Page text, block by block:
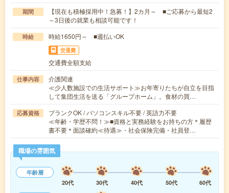
期間
【現在も積極採用中！急募！】2カ月～ ■ご応募から最短2
～3日後の就業も相談可能です！
時給 時給1650円～ ■週払いOK
交通費
交通費全額支給
仕事内容
介護関連
≪少人数施設での生活サポート≫お年寄りたちが自立を目指
して集団生活を送る「グループホーム」。食材の買…
応募資格
ブランクOK / パソコンスキル不要 / 英語力不要
≪年齢・学歴不問！≫■資格と実務経験をお持ちの方＊履歴
書不要＊面談確約≪待遇≫・社会保険完備・社員登…
職場の雰囲気
年齢層
20代
30代 40代 50代
60代